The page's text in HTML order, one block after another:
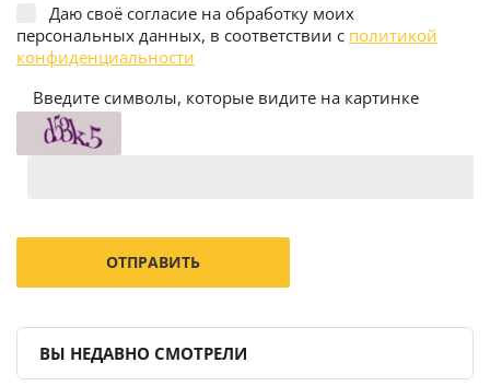
Даю своё согласие на обработку моих
персональных данных, в соответствии с политикой
конфиденциальности
Введите символы, которые видите на картинке
ВЫ НЕДАВНО СМОТРЕЛИ